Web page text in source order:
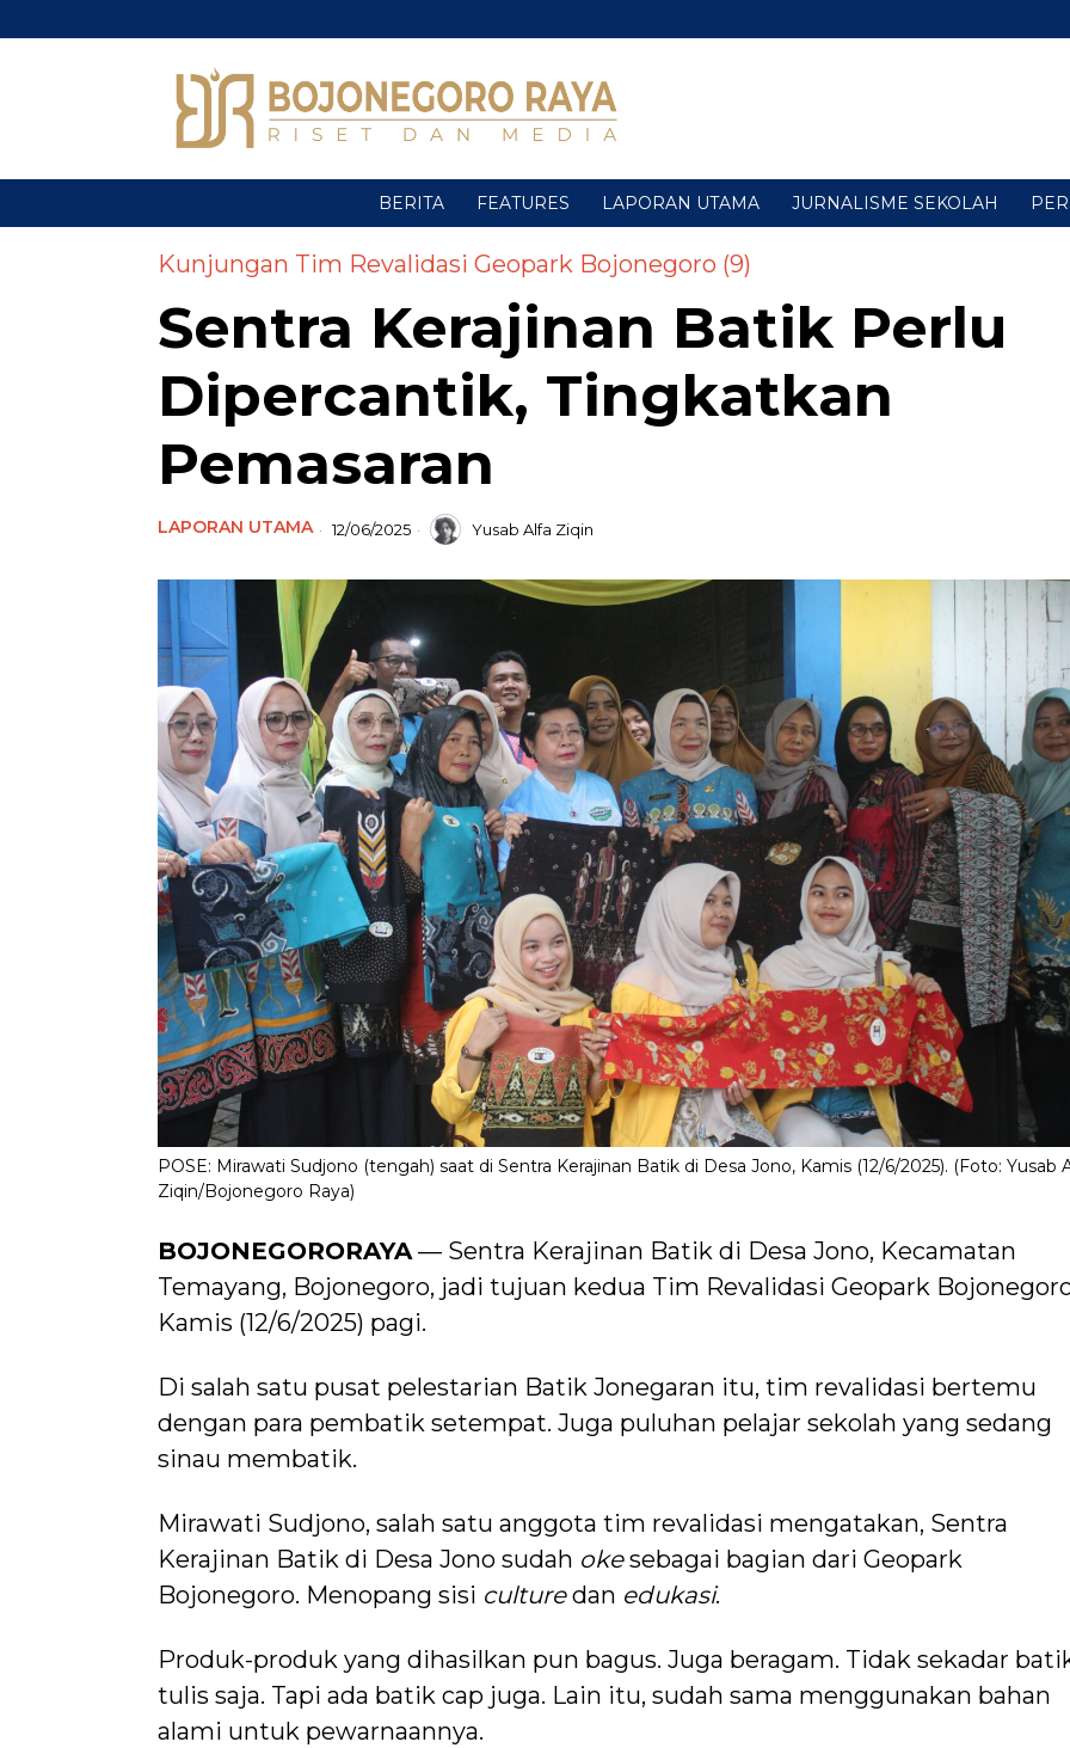
BERITA FEATURES LAPORAN UTAMA JURNALISME SEKOLAH
Kunjungan Tim Revalidasi Geopark Bojonegoro (9)
Sentra Kerajinan Batik Perlu
Dipercantik, Tingkatkan
Pemasaran
LAPORAN UTAMA 12/06/2025 Yusab Alfa Ziqin
POSE: Mirawati Sudjono (tengah) saat di Sentra Kerajinan Batik di Desa Jono, Kamis (12/6/2025). (Foto: Yusab
Ziqin/Bojonegoro Raya)
BOJONEGORORAYA — Sentra Kerajinan Batik di Desa Jono, Kecamatan
Temayang, Bojonegoro, jadi tujuan kedua Tim Revalidasi Geopark
Kamis (12/6/2025) pagi.
Di salah satu pusat pelestarian Batik Jonegaran itu, tim revalidasi bertemu
dengan para pembatik setempat. Juga puluhan pelajar sekolah yang sedang
sinau membatik.
Mirawati Sudjono, salah satu anggota tim revalidasi mengatakan, Sentra
Kerajinan Batik di Desa Jono sudah okesebagai bagian dari Geopark
Bojonegoro. Menopang sisi culturedan edukasi.
Produk-produk yang dihasilkan pun bagus. Juga beragam. Tidak sekadar
tulis saja. Tapi ada batik cap juga. Lain itu, sudah sama menggunakan bahan
alami untuk pewarnaannya.